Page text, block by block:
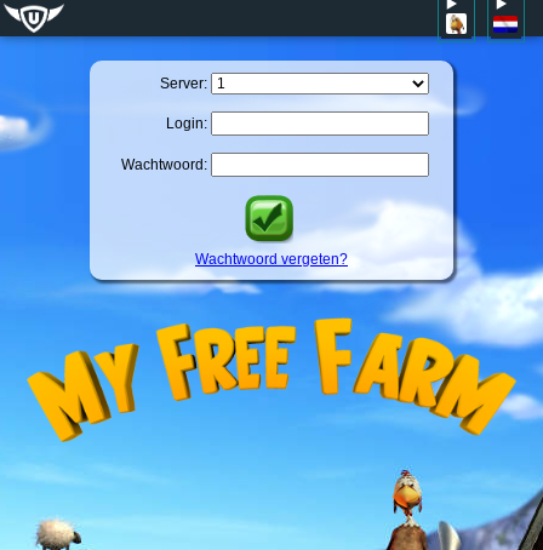
Server:
Login:
Wachtwoord:
Wachtwoord vergeten?